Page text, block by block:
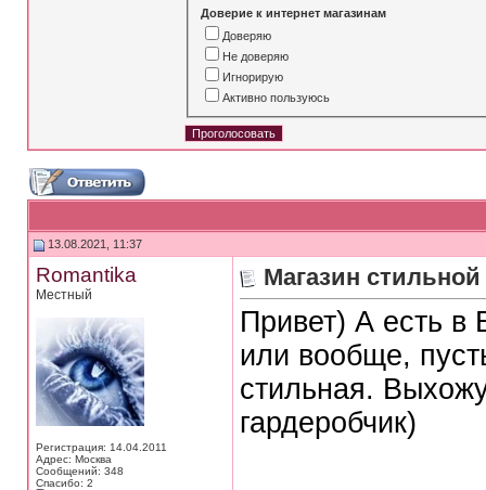
Доверие к интернет магазинам
Доверяю
Не доверяю
Игнорирую
Активно пользуюсь
13.08.2021, 11:37
Romantika
Местный
Регистрация: 14.04.2011
Адрес: Москва
Сообщений: 348
Спасибо: 2
Магазин
Привет) А есть в
или вообще,
стильная.
гардеробчик)